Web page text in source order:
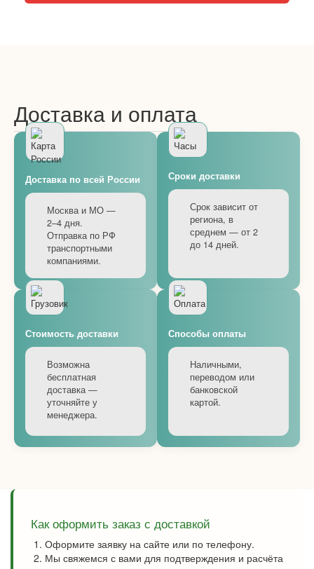
Доставка и оплата
Доставка по всей России
Москва и МО —
2–4 дня.
Отправка по РФ
транспортными
компаниями.
Сроки доставки
Срок зависит от
региона, в
среднем — от 2
до 14 дней.
Стоимость доставки
Возможна
бесплатная
доставка —
уточняйте у
менеджера.
Способы оплаты
Наличными,
переводом или
банковской
картой.
Как оформить заказ с доставкой
Оформите заявку на сайте или по телефону.
Мы свяжемся с вами для подтверждения и расчёта